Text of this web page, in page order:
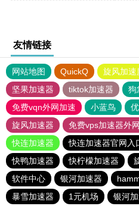
友情链接
网站地图 QuickQ 旋风加速
坚果加速器
tiktok加速器
狗
免费vqn外网加速
小蓝鸟
旋风加速器
免费vps加速器外
快连加速器
快连加速器官网入
快鸭加速器
快柠檬加速器
软件中心
银河加速器
暴雪加速器
1元机场 银河